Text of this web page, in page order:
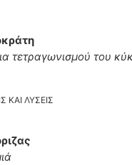
τετραγωνισμού του
ΚΑΙ ΛΥΣΕΙΣ